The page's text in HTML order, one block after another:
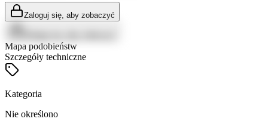
Zaloguj się, aby zobaczyć
Mapa podobieństw
Szczegóły techniczne
Kategoria
Nie określono